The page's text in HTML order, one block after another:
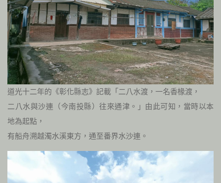
道光十二年的《彰化縣志》記載「二八水渡，一名香椽渡，
二八水與沙連（今南投縣）往來通津。」由此可知，當時以本
地為起點，
有船舟溯越濁水溪東方，通至番界水沙連。